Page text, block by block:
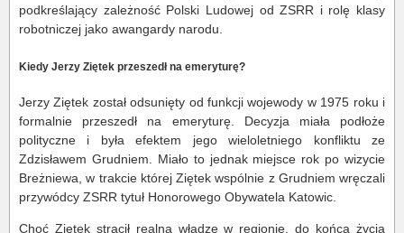
podkreślający zależność Polski Ludowej od ZSRR i rolę klasy
robotniczej jako awangardy narodu.
Kiedy Jerzy Ziętek przeszedł na emeryturę?
Jerzy Ziętek został odsunięty od funkcji wojewody w 1975 roku i
formalnie przeszedł na emeryturę. Decyzja miała podłoże
polityczne i była efektem jego wieloletniego konfliktu ze
Zdzisławem Grudniem. Miało to jednak miejsce rok po wizycie
Breżniewa, w trakcie której Ziętek wspólnie z Grudniem wręczali
przywódcy ZSRR tytuł Honorowego Obywatela Katowic.
Choć Ziętek stracił realną władzę w regionie, do końca życia